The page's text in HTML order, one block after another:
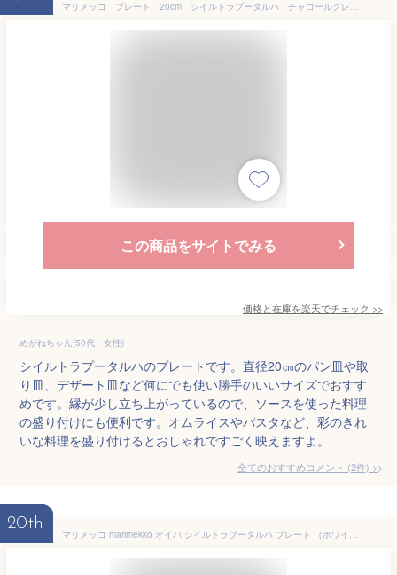
マリメッコ プレート 20cm シイルトラプータルハ チャコールグレー / marimekko Siirtolapuutarha
この商品をサイトでみる
価格と在庫を楽天でチェック >>
めがねちゃん(50代・女性)
シイルトラプータルハのプレートです。直径20㎝のパン皿や取
り皿、デザート皿など何にでも使い勝手のいいサイズでおすす
めです。縁が少し立ち上がっているので、ソースを使った料理
の盛り付けにも便利です。オムライスやパスタなど、彩のきれ
いな料理を盛り付けるとおしゃれですごく映えますよ。
全てのおすすめコメント (2件) >
20th
マリメッコ marimekko オイバ シイルトラプータルハ プレート （ホワイト×ブラック） 24.5x12cm 069676 190 Oiva Siirtolapuutarha plate シィルトラプータルハ 小皿